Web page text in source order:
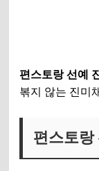
편스토랑 선예
볶지 않는 진미
편스토랑